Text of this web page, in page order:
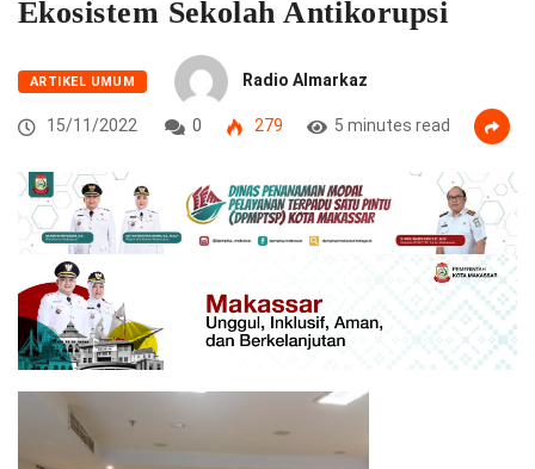
Ekosistem Sekolah Antikorupsi
ARTIKEL UMUM Radio Almarkaz
15/11/2022 0 279 5 minutes read